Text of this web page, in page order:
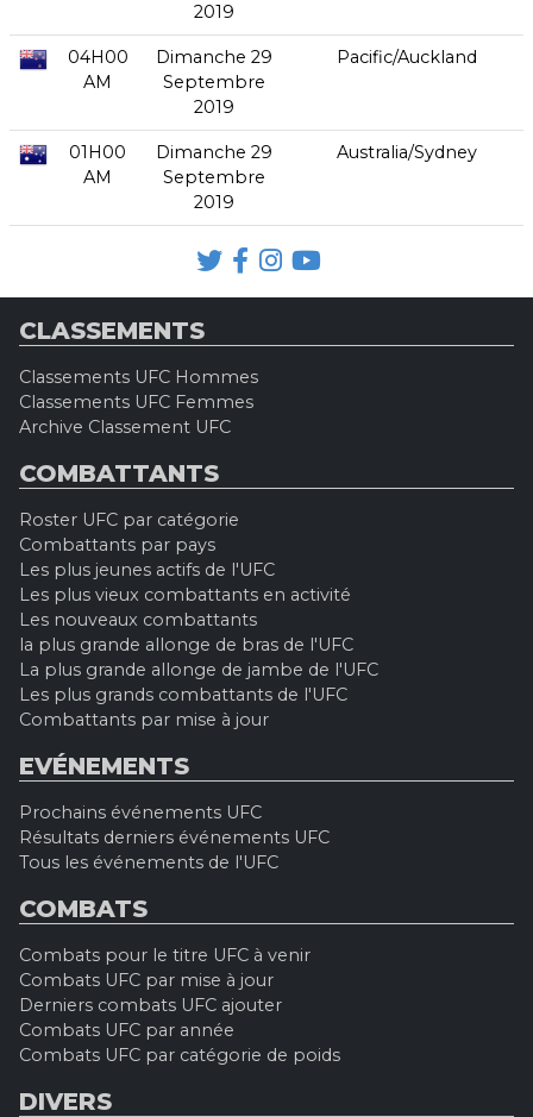
2019
04H00
AM
Dimanche 29
Septembre
2019
Pacific/Auckland
01H00
AM
Dimanche 29
Septembre
2019
Australia/Sydney
CLASSEMENTS
Classements UFC Hommes
Classements UFC Femmes
Archive Classement UFC
COMBATTANTS
Roster UFC par catégorie
Combattants par pays
Les plus jeunes actifs de l'UFC
Les plus vieux combattants en activité
Les nouveaux combattants
la plus grande allonge de bras de l'UFC
La plus grande allonge de jambe de l'UFC
Les plus grands combattants de l'UFC
Combattants par mise à jour
EVÉNEMENTS
Prochains événements UFC
Résultats derniers événements UFC
Tous les événements de l'UFC
COMBATS
Combats pour le titre UFC à venir
Combats UFC par mise à jour
Derniers combats UFC ajouter
Combats UFC par année
Combats UFC par catégorie de poids
DIVERS